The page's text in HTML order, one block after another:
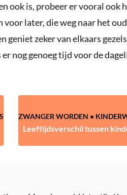
ook is, probeer er vooral ook
later, die weg naar het
geniet zeker van elkaars
nog genoeg tijd voor de
ZWANGER WORDEN •
Leeftijdsverschil tussen